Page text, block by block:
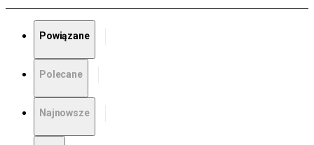
Powiązane
Polecane
Najnowsze